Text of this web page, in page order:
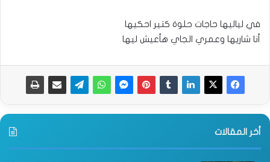
في لياليها حاجات حلوة كتير احكيها
أنا شاريها وعمري الجاي هأعيش ليها
أخر المقالات